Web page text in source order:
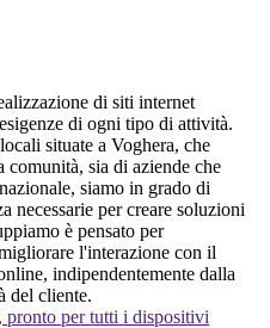
di siti internet
di ogni tipo di attività.
situate a Voghera, che
sia di aziende che
siamo in grado di
necessarie per creare soluzioni
è pensato per
l'interazione con il
indipendentemente dalla
del cliente.
pronto per tutti i dispositivi